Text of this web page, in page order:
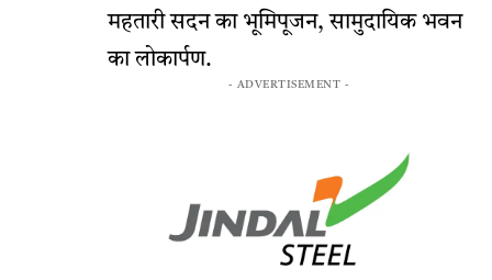
महतारी सदन का भूमिपूजन, सामुदायिक भवन
का लोकार्पण.
- ADVERTISEMENT -